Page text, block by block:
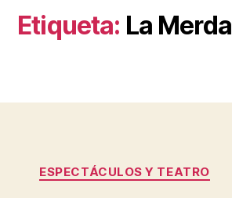
Etiqueta: La Merda
Categorías
ESPECTÁCULOS Y TEATRO